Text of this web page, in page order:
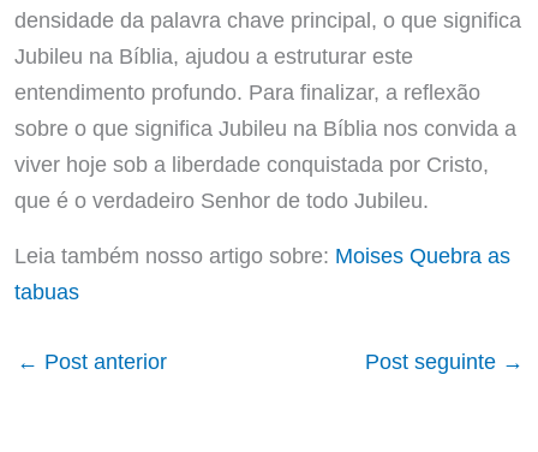
densidade da palavra chave principal, o que significa
Jubileu na Bíblia, ajudou a estruturar este
entendimento profundo. Para finalizar, a reflexão
sobre o que significa Jubileu na Bíblia nos convida a
viver hoje sob a liberdade conquistada por Cristo,
que é o verdadeiro Senhor de todo Jubileu.
Leia também nosso artigo sobre: Moises Quebra as
tabuas
← Post anterior Post seguinte →